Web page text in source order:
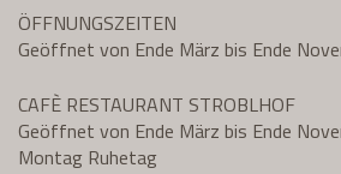
ÖFFNUNGSZEITEN
Geöffnet von Ende März bis Ende
CAFÈ RESTAURANT STROBLHOF
Geöffnet von Ende März bis Ende
Montag Ruhetag